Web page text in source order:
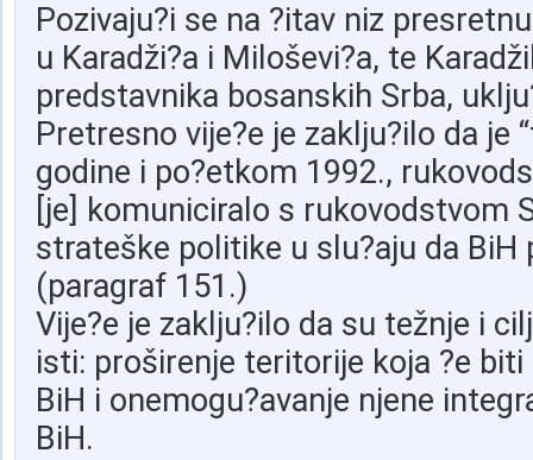
Pozivaju?i se na ?itav niz
u Karadži?a i Miloševi?a, te
predstavnika bosanskih Srba,
Pretresno vije?e je zaklju?ilo da je
godine i po?etkom 1992.,
[je] komuniciralo s rukovodstvom
strateške politike u slu?aju da BiH
(paragraf 151.)
Vije?e je zaklju?ilo da su težnje i
isti: proširenje teritorije koja ?e
BiH i onemogu?avanje njene
BiH.